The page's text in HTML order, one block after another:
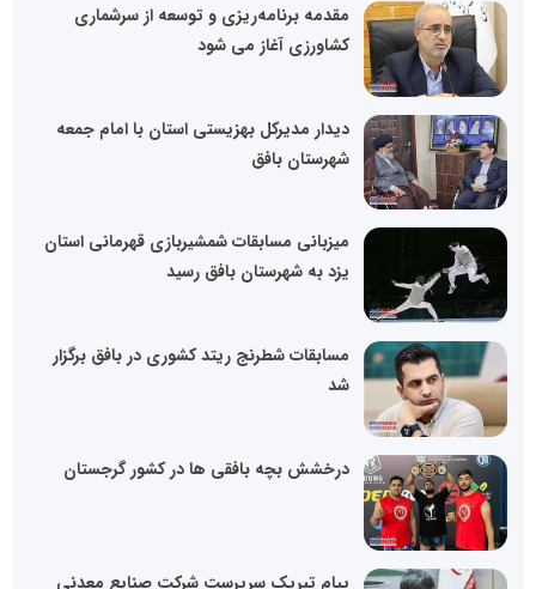
مقدمه برنامه‌ریزی و توسعه از سرشماری
کشاورزی آغاز می شود
دیدار مدیرکل بهزیستی استان با امام جمعه
شهرستان بافق
میزبانی مسابقات شمشیربازی قهرمانی استان
یزد به شهرستان بافق رسید
مسابقات شطرنج ریتد کشوری در بافق برگزار
شد
درخشش بچه بافقی ها در کشور گرجستان
پیام تبریک سرپرست شرکت صنایع معدنی